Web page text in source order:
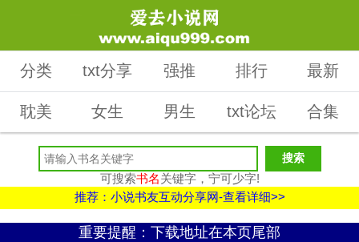
分类 txt分享 强推 排行 最新
耽美 女生 男生 txt论坛 合集
可搜索书名关键字，宁可少字!
推荐：小说书友互动分享网-查看详细>>
重要提醒：下载地址在本页尾部